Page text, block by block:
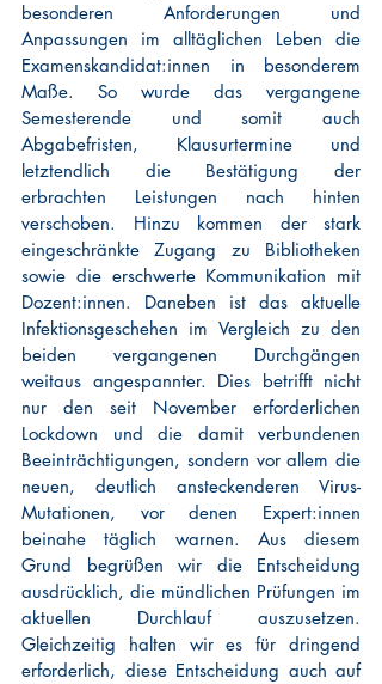
besonderen Anforderungen und
Anpassungen im alltäglichen Leben die
Examenskandidat:innen in besonderem
Maße. So wurde das vergangene
Semesterende und somit auch
Abgabefristen, Klausurtermine und
letztendlich die Bestätigung der
erbrachten Leistungen nach hinten
verschoben. Hinzu kommen der stark
eingeschränkte Zugang zu Bibliotheken
sowie die erschwerte Kommunikation mit
Dozent:innen. Daneben ist das aktuelle
Infektionsgeschehen im Vergleich zu den
beiden vergangenen Durchgängen
weitaus angespannter. Dies betrifft nicht
nur den seit November erforderlichen
Lockdown und die damit verbundenen
Beeinträchtigungen, sondern vor allem die
neuen, deutlich ansteckenderen Virus-
Mutationen, vor denen Expert:innen
beinahe täglich warnen. Aus diesem
Grund begrüßen wir die Entscheidung
ausdrücklich, die mündlichen Prüfungen im
aktuellen Durchlauf auszusetzen.
Gleichzeitig halten wir es für dringend
erforderlich, diese Entscheidung auch auf